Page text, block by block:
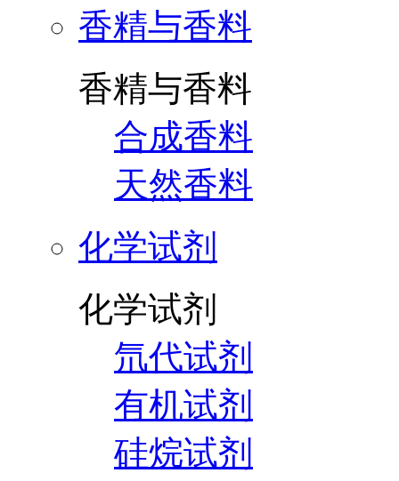
香精与香料
香精与香料
合成香料
天然香料
化学试剂
化学试剂
氘代试剂
有机试剂
硅烷试剂